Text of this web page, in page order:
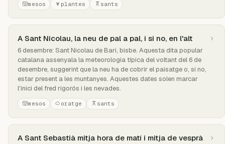
mesos plantes sants
A Sant Nicolau, la neu de pal a pal, i si no, en l'alt
6 desembre: Sant Nicolau de Bari, bisbe. Aquesta dita popular
catalana assenyala la meteorologia típica del voltant del 6 de
desembre, suggerint que la neu ha de cobrir el paisatge o, si no,
estar present a les muntanyes. Aquestes dates solen marcar
l'inici del fred rigorós i les nevades.
mesos oratge sants
A Sant Sebastià mitja hora de matí i mitja de vesprà